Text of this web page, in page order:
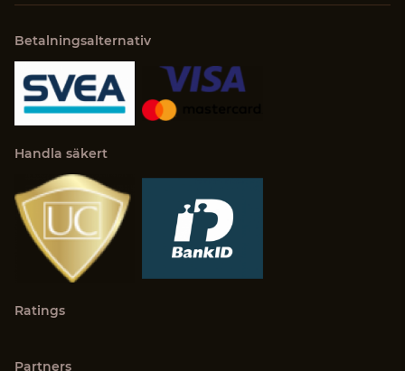
Betalningsalternativ
Handla säkert
Ratings
Partners